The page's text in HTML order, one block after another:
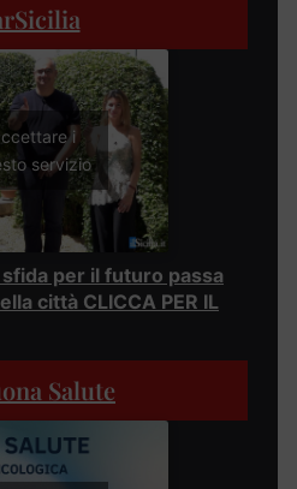
i
servizio
sfida per il futuro passa
città CLICCA PER IL
Salute